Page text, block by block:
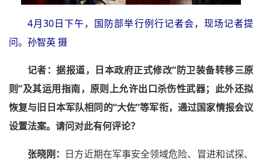
4月30日下午，国防部举行例行记者会，现场记者提
问。孙智英 摄
记者：据报道，日本政府正式修改“防卫装备转移三原
则”及其运用指南，原则上允许出口杀伤性武器；此外还拟
恢复与旧日本军队相同的“大佐”等军衔，通过国家情报会议
设置法案。请问对此有何评论？
张晓刚： 日方近期在军事安全领域危险、冒进和试探、